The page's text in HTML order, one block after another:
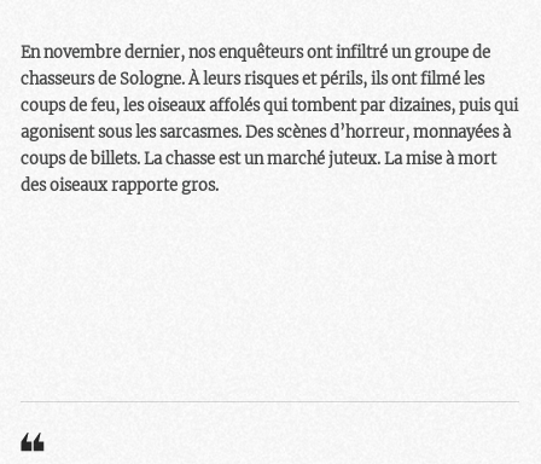
En novembre dernier, nos enquêteurs ont infiltré un groupe de
chasseurs de Sologne. À leurs risques et périls, ils ont filmé les
coups de feu, les oiseaux affolés qui tombent par dizaines, puis qui
agonisent sous les sarcasmes. Des scènes d’horreur, monnayées à
coups de billets. La chasse est un marché juteux. La mise à mort
des oiseaux rapporte gros.